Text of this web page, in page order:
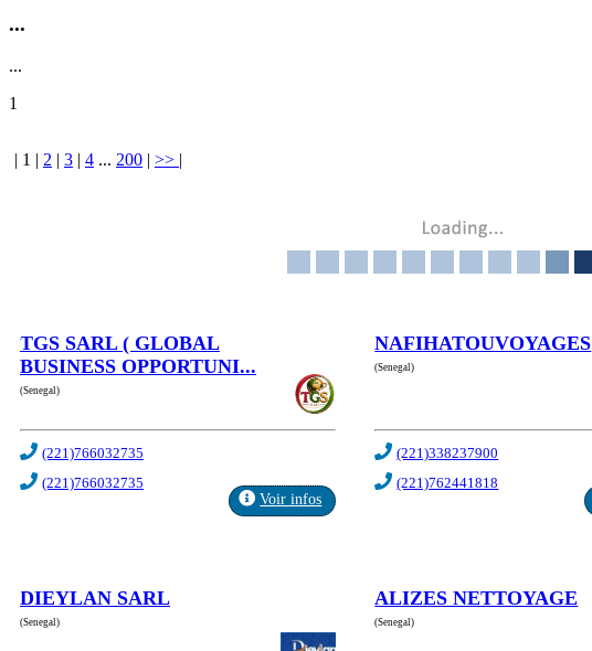
...
...
1
1 2 3 4 ... 200 >>
TGS SARL ( GLOBAL
BUSINESS OPPORTUNI...
(Senegal)
(221)766032735
(221)766032735
Voir infos
NAFIHATOUVOYAGES
(Senegal)
(221)338237900
(221)762441818
DIEYLAN SARL
(Senegal)
ALIZES NETTOYAGE
(Senegal)